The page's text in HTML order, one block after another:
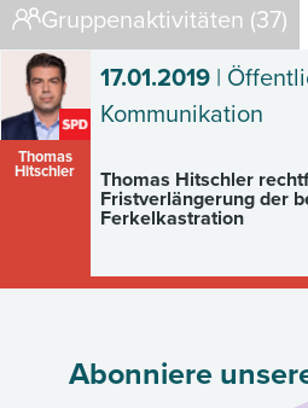
Gruppenaktivitäten (37)
Thomas
Hitschler
17.01.2019|
Kommunikation
Thomas Hitschler
Fristverlängerung der
Ferkelkastration
Abonniere